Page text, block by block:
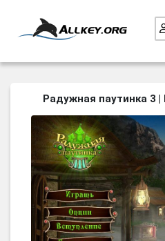
ВСЕ ИГРЫ
ПОИСК ПРЕДМЕТОВ
ГОЛОВОЛОМКИ
БИЗНЕС
ТРИ-В-РЯД
СТРАТЕГИИ
СТРЕЛЯЛКИ
Радужная паутинка 3 |